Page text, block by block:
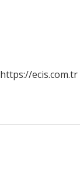
https://ecis.com.tr